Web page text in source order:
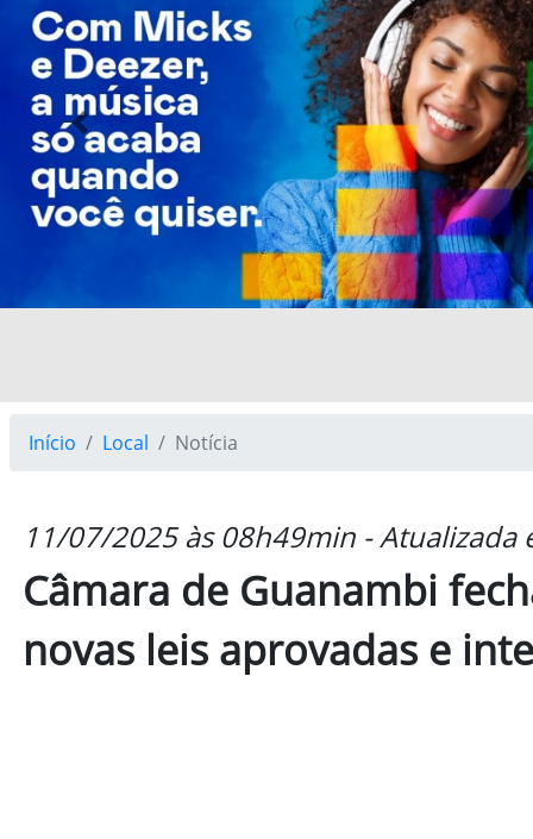
Previous
Início Local Notícia
11/07/2025 às 08h49min -
Câmara de Guanambi
novas leis aprovadas e